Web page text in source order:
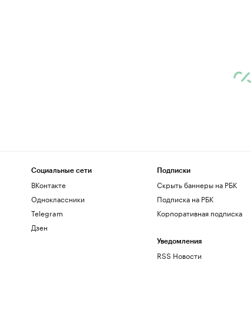
Социальные сети
ВКонтакте
Одноклассники
Telegram
Дзен
Подписки
Скрыть баннеры на РБК
Подписка на РБК
Корпоративная подписка
Уведомления
RSS Новости